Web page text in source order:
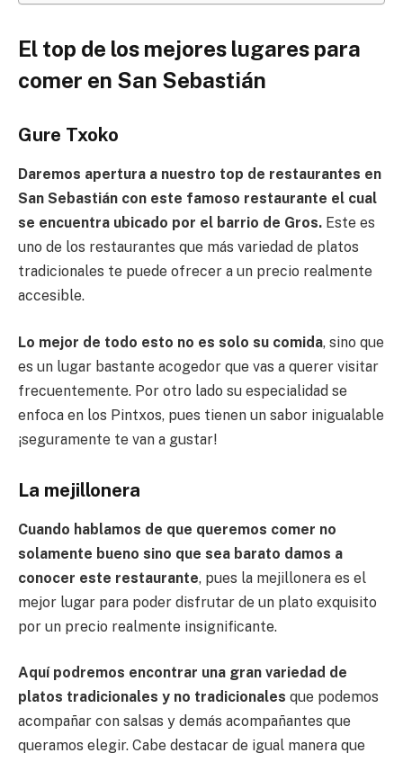
El top de los mejores lugares para
comer en San Sebastián
Gure Txoko
Daremos apertura a nuestro top de restaurantes en
San Sebastián con este famoso restaurante el cual
se encuentra ubicado por el barrio de Gros. Este es
uno de los restaurantes que más variedad de platos
tradicionales te puede ofrecer a un precio realmente
accesible.
Lo mejor de todo esto no es solo su comida, sino que
es un lugar bastante acogedor que vas a querer visitar
frecuentemente. Por otro lado su especialidad se
enfoca en los Pintxos, pues tienen un sabor inigualable
¡seguramente te van a gustar!
La mejillonera
Cuando hablamos de que queremos comer no
solamente bueno sino que sea barato damos a
conocer este restaurante, pues la mejillonera es el
mejor lugar para poder disfrutar de un plato exquisito
por un precio realmente insignificante.
Aquí podremos encontrar una gran variedad de
platos tradicionales y no tradicionales que podemos
acompañar con salsas y demás acompañantes que
queramos elegir. Cabe destacar de igual manera que